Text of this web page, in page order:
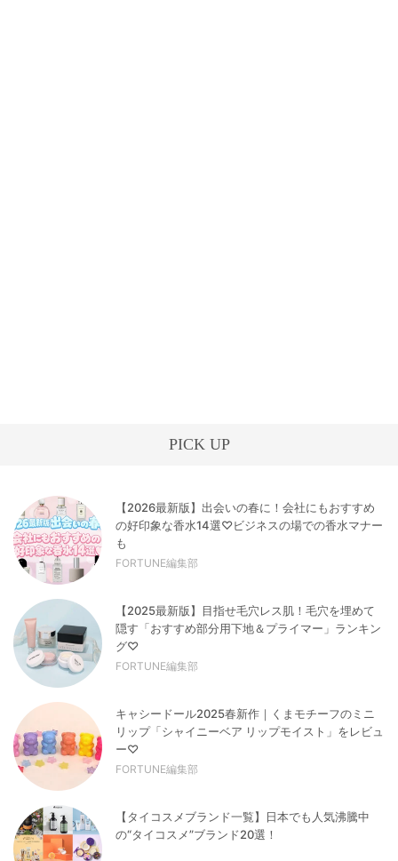
PICK UP
【2026最新版】出会いの春に！会社にもおすすめ
の好印象な香水14選♡ビジネスの場での香水マナー
も
FORTUNE編集部
【2025最新版】目指せ毛穴レス肌！毛穴を埋めて
隠す「おすすめ部分用下地＆プライマー」ランキン
グ♡
FORTUNE編集部
キャシードール2025春新作｜くまモチーフのミニ
リップ「シャイニーベア リップモイスト」をレビュ
ー♡
FORTUNE編集部
【タイコスメブランド一覧】日本でも人気沸騰中
の“タイコスメ”ブランド20選！